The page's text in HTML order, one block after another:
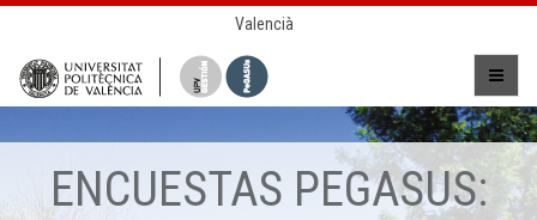
Valencià
ENCUESTAS PEGASUS: